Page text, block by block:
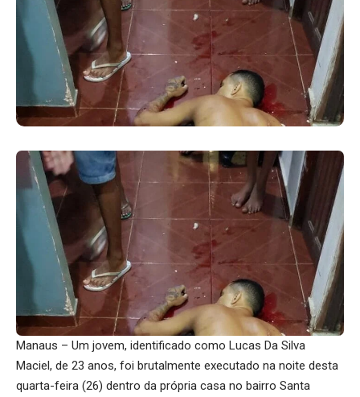
Manaus – Um jovem, identificado como Lucas Da Silva
Maciel, de 23 anos, foi brutalmente executado na noite desta
quarta-feira (26) dentro da própria casa no bairro Santa